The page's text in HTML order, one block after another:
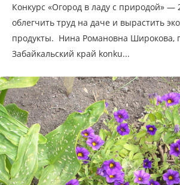
Конкурс «Огород в ладу с природой»
облегчить труд на даче и вырастить
продукты. Нина Романовна Широкова,
Забайкальский край konku...